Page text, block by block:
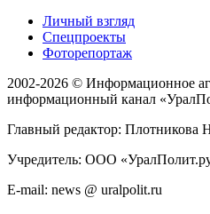
Личный взгляд
Спецпроекты
Фоторепортаж
2002-2026 © Информационное
информационный канал
Главный редактор: Плотникова
Учредитель: ООО
E-mail: news @ uralpolit.ru